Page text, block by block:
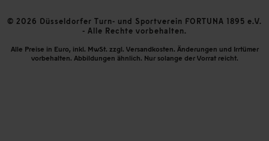
© 2026 Düsseldorfer Turn- und Sportverein FORTUNA 1895 e.V.
- Alle Rechte vorbehalten.
Alle Preise in Euro, inkl. MwSt. zzgl. Versandkosten. Änderungen und Irrtümer
vorbehalten. Abbildungen ähnlich. Nur solange der Vorrat reicht.